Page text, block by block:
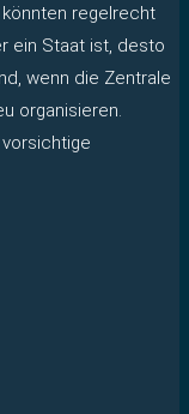
regelrecht
ein Staat ist, desto
wenn die Zentrale
organisieren.